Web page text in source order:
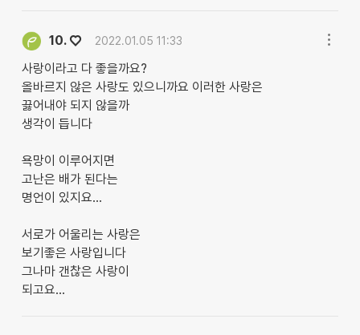
10. ♡ 2022.01.05 11:33
사랑이라고 다 좋을까요?
올바르지 않은 사랑도 있으니까요 이러한 사랑은
끓어내야 되지 않을까
생각이 듭니다
욕망이 이루어지면
고난은 배가 된다는
명언이 있지요...
서로가 어울리는 사랑은
보기좋은 사랑입니다
그나마 갠찮은 사랑이
되고요...